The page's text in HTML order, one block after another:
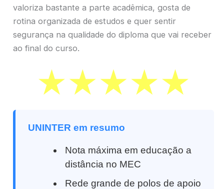
valoriza bastante a parte acadêmica, gosta de
rotina organizada de estudos e quer sentir
segurança na qualidade do diploma que vai receber
ao final do curso.
UNINTER em resumo
Nota máxima em educação a
distância no MEC
Rede grande de polos de apoio